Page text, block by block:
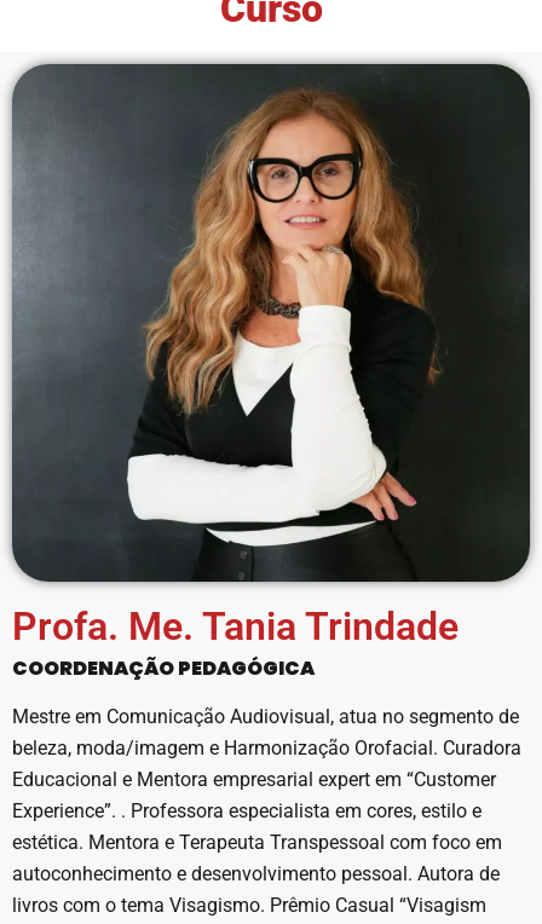
Profa. Me. Tania Trindade
COORDENAÇÃO PEDAGÓGICA
Mestre em Comunicação Audiovisual, atua no segmento de
beleza, moda/imagem e Harmonização Orofacial. Curadora
Educacional e Mentora empresarial expert em “Customer
Experience”. . Professora especialista em cores, estilo e
estética. Mentora e Terapeuta Transpessoal com foco em
autoconhecimento e desenvolvimento pessoal. Autora de
livros com o tema Visagismo. Prêmio Casual “Visagism